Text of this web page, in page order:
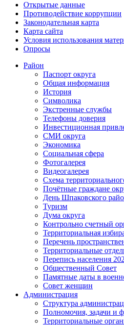
Открытые данные
Противодействие коррупции
Законодательная карта
Карта сайта
Условия использования
Опросы
Район
Паспорт округа
Общая информация
История
Символика
Экстренные службы
Телефоны доверия
Инвестиционная
СМИ округа
Экономика
Социальная сфера
Фотогалерея
Видеогалерея
Схема
Почётные граждане
День Шпаковского
Туризм
Дума округа
Контрольно счетный
Территориальная
Перечень
Территориальные
Перепись населения
Общественный Совет
Памятные даты в
Совет женщин
Администрация
Структура
Полномочия, задачи и
Территориальные